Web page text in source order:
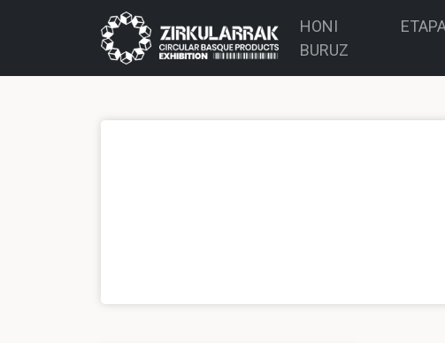
HONI
BURUZ